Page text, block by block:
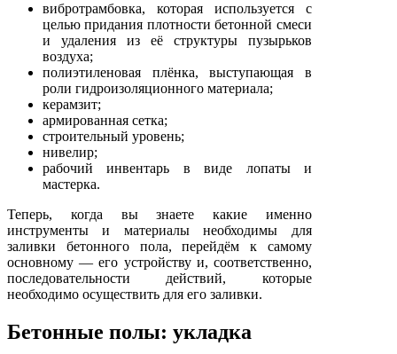
вибротрамбовка, которая используется с
целью придания плотности бетонной смеси
и удаления из её структуры пузырьков
воздуха;
полиэтиленовая плёнка, выступающая в
роли гидроизоляционного материала;
керамзит;
армированная сетка;
строительный уровень;
нивелир;
рабочий инвентарь в виде лопаты и
мастерка.
Теперь, когда вы знаете какие именно
инструменты и материалы необходимы для
заливки бетонного пола, перейдём к самому
основному — его устройству и, соответственно,
последовательности действий, которые
необходимо осуществить для его заливки.
Бетонные полы: укладка